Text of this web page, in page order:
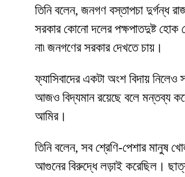
তিনি বলেন, জনগণ বস্তাপচা দুর্গন্ধ
সরকার কোনো দলের পক্ষপাতদুষ্ট হোক
না৷ জনগণের সরকার দেখতে চায়।
ফ্যাসিবাদের একটা অংশ বিদায় নিলেও
আজও বিদ্যমান রয়েছে বলে মন্তব্য
আমির।
তিনি বলেন, সব শ্রেণি-পেশার মানুষ
আগুনের বিরুদ্ধে লড়াই করেছিল।